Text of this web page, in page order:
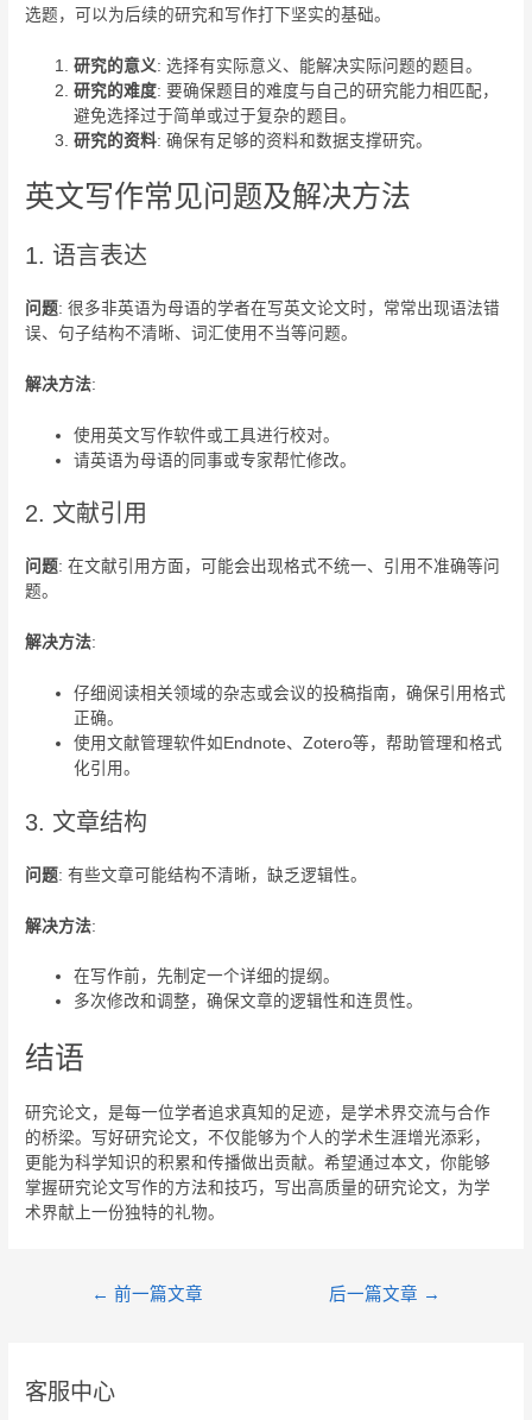
选题，可以为后续的研究和写作打下坚实的基础。
研究的意义: 选择有实际意义、能解决实际问题的题目。
研究的难度: 要确保题目的难度与自己的研究能力相匹配，
避免选择过于简单或过于复杂的题目。
研究的资料: 确保有足够的资料和数据支撑研究。
英文写作常见问题及解决方法
1. 语言表达
问题: 很多非英语为母语的学者在写英文论文时，常常出现语法错
误、句子结构不清晰、词汇使用不当等问题。
解决方法:
使用英文写作软件或工具进行校对。
请英语为母语的同事或专家帮忙修改。
2. 文献引用
问题: 在文献引用方面，可能会出现格式不统一、引用不准确等问
题。
解决方法:
仔细阅读相关领域的杂志或会议的投稿指南，确保引用格式
正确。
使用文献管理软件如Endnote、Zotero等，帮助管理和格式
化引用。
3. 文章结构
问题: 有些文章可能结构不清晰，缺乏逻辑性。
解决方法:
在写作前，先制定一个详细的提纲。
多次修改和调整，确保文章的逻辑性和连贯性。
结语
研究论文，是每一位学者追求真知的足迹，是学术界交流与合作
的桥梁。写好研究论文，不仅能够为个人的学术生涯增光添彩，
更能为科学知识的积累和传播做出贡献。希望通过本文，你能够
掌握研究论文写作的方法和技巧，写出高质量的研究论文，为学
术界献上一份独特的礼物。
← 前一篇文章 后一篇文章 →
客服中心